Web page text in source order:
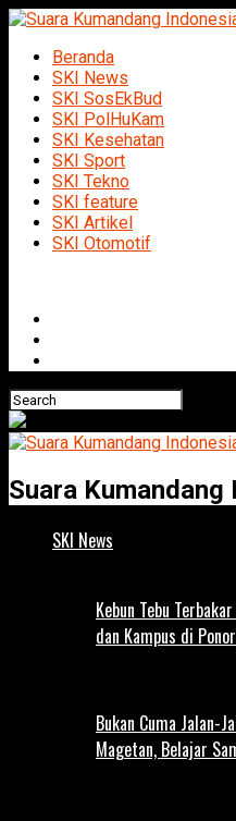
Beranda
SKI News
SKI SosEkBud
SKI PolHuKam
SKI Kesehatan
SKI Sport
SKI Tekno
SKI feature
SKI Artikel
SKI Otomotif
Suara Kumandang
SKI News
Kebun Tebu
dan Kampus di
Bukan Cuma Jalan-
Magetan, Belajar